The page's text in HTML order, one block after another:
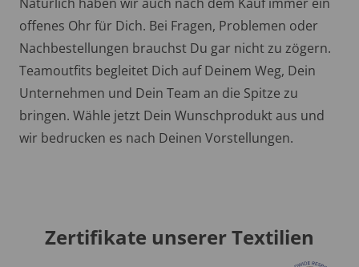
offenes Ohr für Dich. Bei Fragen, Problemen oder
Nachbestellungen brauchst Du gar nicht zu zögern.
Teamoutfits begleitet Dich auf Deinem Weg, Dein
Unternehmen und Dein Team an die Spitze zu
bringen. Wähle jetzt Dein Wunschprodukt aus und
wir bedrucken es nach Deinen Vorstellungen.
Zertifikate unserer Textilien